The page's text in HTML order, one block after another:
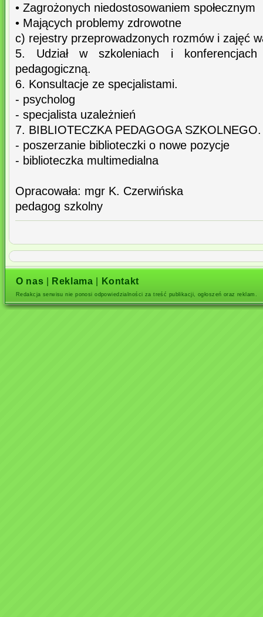
• Zagrożonych niedostosowaniem społecznym
• Mających problemy zdrowotne
c) rejestry przeprowadzonych rozmów i zajęć
5. Udział w szkoleniach i konferencjach
pedagogiczną.
6. Konsultacje ze specjalistami.
- psycholog
- specjalista uzależnień
7. BIBLIOTECZKA PEDAGOGA SZKOLNEGO.
- poszerzanie biblioteczki o nowe pozycje
- biblioteczka multimedialna
Opracowała: mgr K. Czerwińska
pedagog szkolny
O nas Reklama Kontakt
Redakcja serwisu nie ponosi odpowiedzialności za treść publikacji, ogłoszeń oraz reklam.